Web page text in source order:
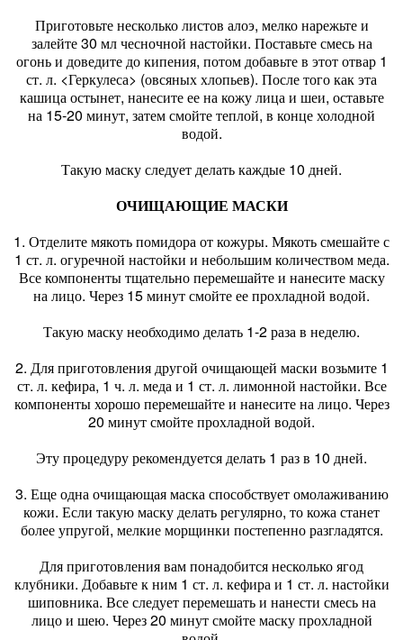
Приготовьте несколько листов алоэ, мелко нарежьте и
залейте 30 мл чесночной настойки. Поставьте смесь на
огонь и доведите до кипения, потом добавьте в этот отвар 1
ст. л. <Геркулеса> (овсяных хлопьев). После того как эта
кашица остынет, нанесите ее на кожу лица и шеи, оставьте
на 15-20 минут, затем смойте теплой, в конце холодной
водой.
Такую маску следует делать каждые 10 дней.
ОЧИЩАЮЩИЕ МАСКИ
1. Отделите мякоть помидора от кожуры. Мякоть смешайте с
1 ст. л. огуречной настойки и небольшим количеством меда.
Все компоненты тщательно перемешайте и нанесите маску
на лицо. Через 15 минут смойте ее прохладной водой.
Такую маску необходимо делать 1-2 раза в неделю.
2. Для приготовления другой очищающей маски возьмите 1
ст. л. кефира, 1 ч. л. меда и 1 ст. л. лимонной настойки. Все
компоненты хорошо перемешайте и нанесите на лицо. Через
20 минут смойте прохладной водой.
Эту процедуру рекомендуется делать 1 раз в 10 дней.
3. Еще одна очищающая маска способствует омолаживанию
кожи. Если такую маску делать регулярно, то кожа станет
более упругой, мелкие морщинки постепенно разгладятся.
Для приготовления вам понадобится несколько ягод
клубники. Добавьте к ним 1 ст. л. кефира и 1 ст. л. настойки
шиповника. Все следует перемешать и нанести смесь на
лицо и шею. Через 20 минут смойте маску прохладной